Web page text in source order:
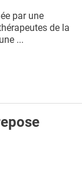
par une
de la
...